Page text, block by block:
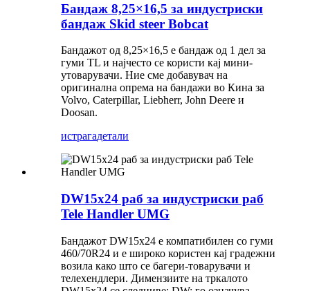
Бандаж 8,25×16,5 за индустриски
бандаж Skid steer Bobcat
Бандажот од 8,25×16,5 е бандаж од 1 дел за
гуми TL и најчесто се користи кај мини-
утоварувачи. Ние сме добавувач на
оригинална опрема на бандажи во Кина за
Volvo, Caterpillar, Liebherr, John Deere и
Doosan.
истрагадетали
DW15x24 раб за индустриски раб
Tele Handler UMG
Бандажот DW15x24 е компатибилен со гуми
460/70R24 и е широко користен кај градежни
возила како што се багери-товарувачи и
телехендлери. Димензиите на тркалото